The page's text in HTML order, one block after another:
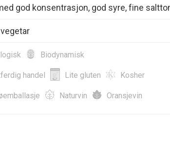
god konsentrasjon, god syre, fine
Biodynamisk
handel Lite gluten Kosher
Naturvin Oransjevin